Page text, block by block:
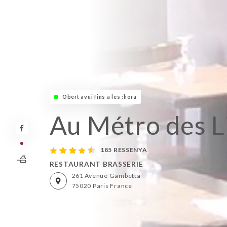
Obert avui fins a les :hora
Au Métro des
185 RESSENYA
RESTAURANT BRASSERIE
261 Avenue Gambetta
75020 Paris France